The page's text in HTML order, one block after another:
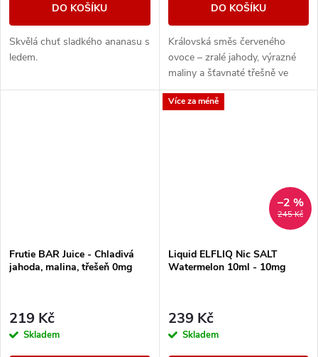
DO KOŠÍKU
Skvělá chuť sladkého ananasu s
ledem.
DO KOŠÍKU
Královská směs červeného
ovoce – zralé jahody, výrazné
maliny a šťavnaté třešně ve
vzájemné harmonii. Sladké,
ovocné, neodolatelné.
Frutie BAR Juice - Chladivá
jahoda, malina, třešeň 0mg
219 Kč
Skladem
Více za méně
245 Kč
–2 %
Liquid ELFLIQ Nic SALT
Watermelon 10ml - 10mg
239 Kč
Skladem